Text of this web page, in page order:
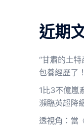
近期
“甘肅的土特
包養經歷了
1比3不億嵐
瀕臨英超降
透視角：當